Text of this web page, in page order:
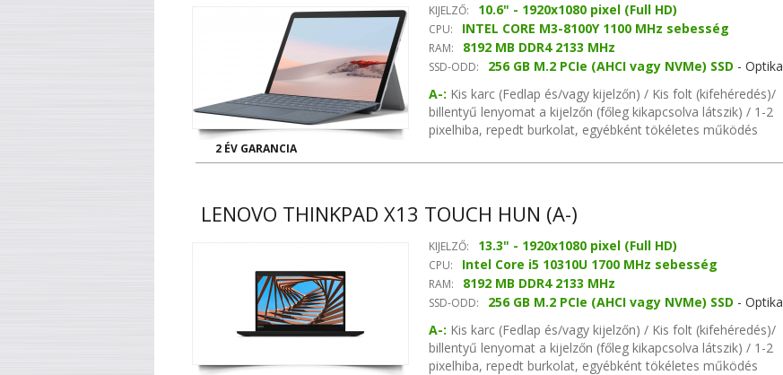
2 ÉV GARANCIA
KIJELZŐ: 10.6" - 1920x1080 pixel (Full HD)
CPU: INTEL CORE M3-8100Y 1100 MHz sebesség
RAM: 8192 MB DDR4 2133 MHz
SSD-ODD: 256 GB M.2 PCIe (AHCI vagy NVMe) SSD - Optika
A-: Kis karc (Fedlap és/vagy kijelzőn) / Kis folt (kifehéredés)/
billentyű lenyomat a kijelzőn (főleg kikapcsolva látszik) / 1-2
pixelhiba, repedt burkolat, egyébként tökéletes működés
hangvezérlő, van hálózati vezérlő
LENOVO THINKPAD X13 TOUCH HUN (A-)
KIJELZŐ: 13.3" - 1920x1080 pixel (Full HD)
CPU: Intel Core i5 10310U 1700 MHz sebesség
RAM: 8192 MB DDR4 2133 MHz
SSD-ODD: 256 GB M.2 PCIe (AHCI vagy NVMe) SSD - Optika
A-: Kis karc (Fedlap és/vagy kijelzőn) / Kis folt (kifehéredés)/
billentyű lenyomat a kijelzőn (főleg kikapcsolva látszik) / 1-2
pixelhiba, repedt burkolat, egyébként tökéletes működés